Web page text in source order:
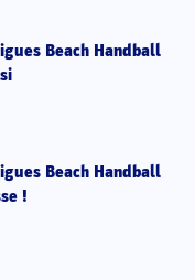
Beach Handball
Beach Handball
!